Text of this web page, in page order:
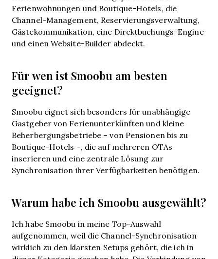
Ferienwohnungen und Boutique-Hotels, die
Channel-Management, Reservierungsverwaltung,
Gästekommunikation, eine Direktbuchungs-Engine
und einen Website-Builder abdeckt.
Für wen ist Smoobu am besten
geeignet?
Smoobu eignet sich besonders für unabhängige
Gastgeber von Ferienunterkünften und kleine
Beherbergungsbetriebe – von Pensionen bis zu
Boutique-Hotels –, die auf mehreren OTAs
inserieren und eine zentrale Lösung zur
Synchronisation ihrer Verfügbarkeiten benötigen.
Warum habe ich Smoobu ausgewählt?
Ich habe Smoobu in meine Top-Auswahl
aufgenommen, weil die Channel-Synchronisation
wirklich zu den klarsten Setups gehört, die ich in